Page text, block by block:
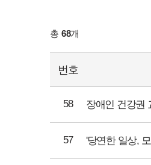
총 68개
번호
58
57